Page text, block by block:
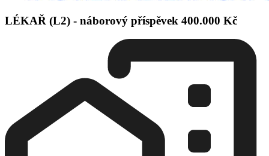
LÉKAŘ (L2) - náborový příspěvek 400.000 Kč